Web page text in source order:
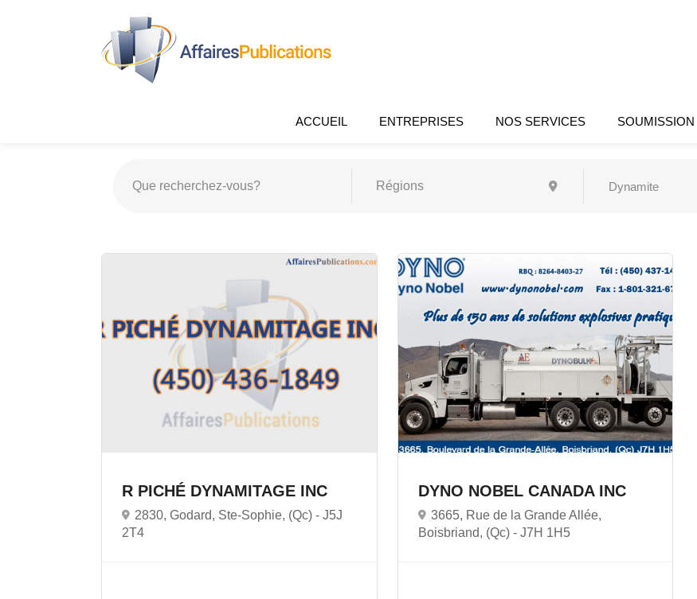
ACCUEIL ENTREPRISES NOS SERVICES SOUMISSION
Dynamite
R PICHÉ DYNAMITAGE INC
2830, Godard, Ste-Sophie, (Qc) - J5J
2T4
DYNO NOBEL CANADA INC
3665, Rue de la Grande Allée,
Boisbriand, (Qc) - J7H 1H5